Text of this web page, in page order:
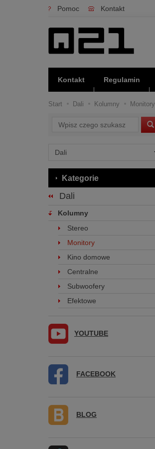
Pomoc Kontakt
Kontakt Regulamin
Start Dali Kolumny Monitory
Wyszukaj
Kategorie
Dali
Kolumny
Stereo
Monitory
Kino domowe
Centralne
Subwoofery
Efektowe
YOUTUBE
FACEBOOK
BLOG